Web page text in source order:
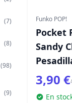
(1)
(7)
(8)
(98)
(9)
Funko POP!
Pocket
Sandy
3,90 €
En